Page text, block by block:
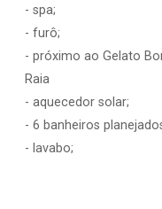
- spa;
- furô;
- próximo ao Gelato
Raia
- aquecedor solar;
- 6 banheiros
- lavabo;